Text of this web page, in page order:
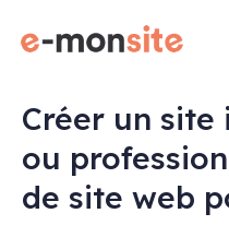
Créer un
ou
de site web